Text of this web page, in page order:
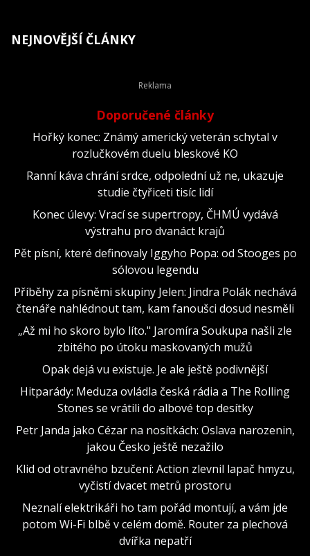
NEJNOVĚJŠÍ ČLÁNKY
Doporučené články
Hořký konec: Známý americký veterán schytal v
rozlučkovém duelu bleskové KO
Ranní káva chrání srdce, odpolední už ne, ukazuje
studie čtyřiceti tisíc lidí
Konec úlevy: Vrací se supertropy, ČHMÚ vydává
výstrahu pro dvanáct krajů
Pět písní, které definovaly Iggyho Popa: od Stooges po
sólovou legendu
Příběhy za písněmi skupiny Jelen: Jindra Polák nechává
čtenáře nahlédnout tam, kam fanoušci dosud nesměli
„Až mi ho skoro bylo líto." Jaromíra Soukupa našli zle
zbitého po útoku maskovaných mužů
Opak dejá vu existuje. Je ale ještě podivnější
Hitparády: Meduza ovládla česká rádia a The Rolling
Stones se vrátili do albové top desítky
Petr Janda jako Cézar na nosítkách: Oslava narozenin,
jakou Česko ještě nezažilo
Klid od otravného bzučení: Action zlevnil lapač hmyzu,
vyčistí dvacet metrů prostoru
Neznalí elektrikáři ho tam pořád montují, a vám jde
potom Wi-Fi blbě v celém domě. Router za plechová
dvířka nepatří